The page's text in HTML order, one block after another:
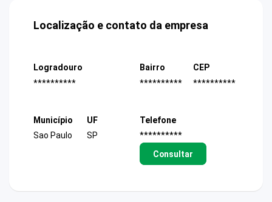
Localização e contato da empresa
Logradouro
**********
Bairro
**********
CEP
**********
Município
Sao Paulo
UF
SP
Telefone
**********
Consultar